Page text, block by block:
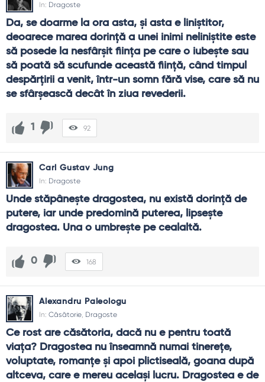
In: Dragoste
Da, se doarme la ora asta, și asta e liniștitor,
deoarece marea dorință a unei inimi neliniștite este
să posede la nesfârșit ființa pe care o iubește sau
să poată să scufunde această ființă, când timpul
despărțirii a venit, într-un somn fără vise, care să nu
se sfârșească decât în ziua revederii.
1 92
Carl Gustav Jung
In: Dragoste
Unde stăpânește dragostea, nu există dorință de
putere, iar unde predomină puterea, lipsește
dragostea. Una o umbrește pe cealaltă.
0 168
Alexandru Paleologu
In: Căsătorie, Dragoste
Ce rost are căsătoria, dacă nu e pentru toată
viața? Dragostea nu înseamnă numai tinerețe,
voluptate, romanțe și apoi plictiseală, goana după
altceva, care e mereu același lucru. Dragostea e de